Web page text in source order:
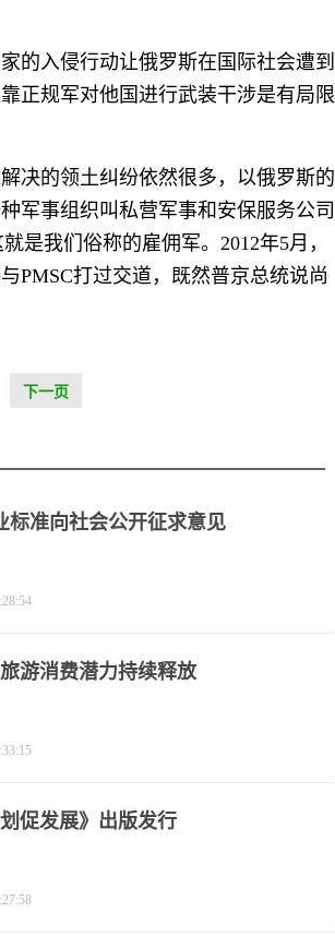
的入侵行动让俄罗斯在国际社会遭到
正规军对他国进行武装干涉是有局限
决的领土纠纷依然很多，以俄罗斯的
军事组织叫私营军事和安保服务公司
是我们俗称的雇佣军。2012年5月，
PMSC打过交道，既然普京总统说尚
下一页
标准向社会公开征求意见
游消费潜力持续释放
划促发展》出版发行